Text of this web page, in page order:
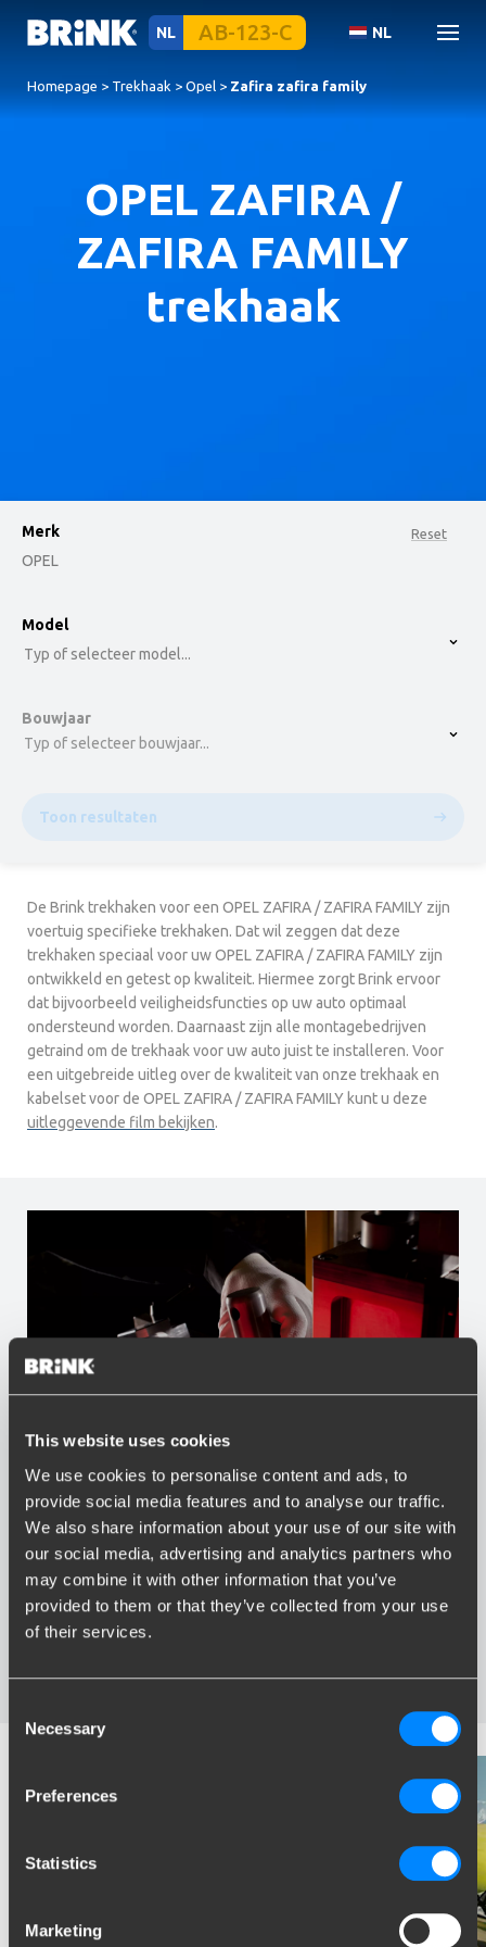
This website uses cookies
We use cookies to personalise content and ads, to
provide social media features and to analyse our traffic.
We also share information about your use of our site with
our social media, advertising and analytics partners who
may combine it with other information that you’ve
provided to them or that they’ve collected from your use
of their services.
Selection
Necessary
Preferences
Statistics
Marketing
NL NL
Homepage > Trekhaak > Opel > Zafira zafira family
OPEL ZAFIRA /
ZAFIRA FAMILY
trekhaak
Reset
Merk
OPEL
option , selected.
Model
Typ of selecteer model...
Bouwjaar
Typ of selecteer bouwjaar...
Toon resultaten
De Brink trekhaken voor een OPEL ZAFIRA / ZAFIRA FAMILY zijn
voertuig specifieke trekhaken. Dat wil zeggen dat deze
trekhaken speciaal voor uw OPEL ZAFIRA / ZAFIRA FAMILY zijn
ontwikkeld en getest op kwaliteit. Hiermee zorgt Brink ervoor
dat bijvoorbeeld veiligheidsfuncties op uw auto optimaal
ondersteund worden. Daarnaast zijn alle montagebedrijven
getraind om de trekhaak voor uw auto juist te installeren. Voor
een uitgebreide uitleg over de kwaliteit van onze trekhaak en
kabelset voor de OPEL ZAFIRA / ZAFIRA FAMILY kunt u deze
uitleggevende film bekijken.
Voordelen van Brink
Grootste assortiment trekhaken van Nederland
Trekhaak speciaal afgestemd op uw automerk en model
Veilige, gecertificeerde trekhaken
Montage bij u in de buurt
Diverse trekhaakopties; vaste, wegneembare en